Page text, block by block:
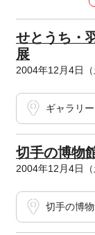
せとうち・
展
2004年12月4日
ギャラリ
切手の博物
2004年12月4日
切手の博